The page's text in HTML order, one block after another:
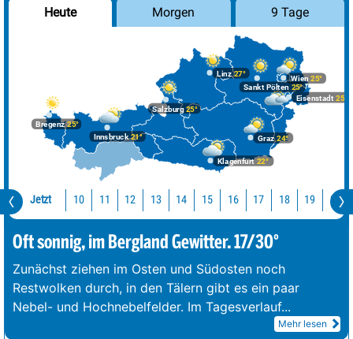
Heute Morgen 9 Tage
Bregenz25°
Graz24°
Innsbruck21°
Klagenfurt 22°
Linz27°
Salzburg25°
Wien 25°
Eisenstadt 25°
Sankt Pölten 25°
Jetzt 10 11 12 13 14 15 16 17 18 19 20
Oft sonnig, im Bergland Gewitter. 17/30°
Zunächst ziehen im Osten und Südosten noch
Restwolken durch, in den Tälern gibt es ein paar
Nebel- und Hochnebelfelder. Im Tagesverlauf...
Mehr lesen